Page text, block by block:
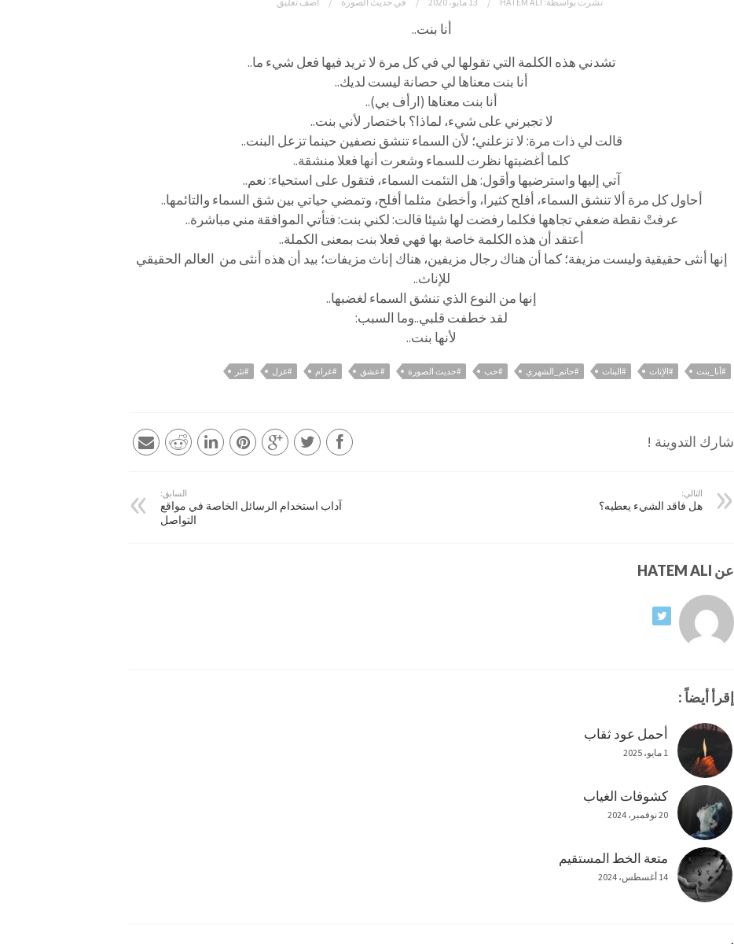
أنا بنت..
تشدني هذه الكلمة التي تقولها لي في كل مرة لا تريد فيها فعل شيء ما..
أنا بنت معناها لي حصانة ليست لديك..
أنا بنت معناها (ارأف بي)..
لا تجبرني على شيء، لماذا؟ باختصار لأني بنت..
قالت لي ذات مرة: لا تزعلني؛ لأن السماء تنشق نصفين حينما تزعل البنت..
كلما أغضبتها نظرت للسماء وشعرت أنها فعلا منشقة..
آتي إليها واسترضيها وأقول: هل التئمت السماء، فتقول على استحياء: نعم..
أحاول كل مرة ألا تنشق السماء، أفلح كثيرا، وأخطئ مثلما أفلح، وتمضي حياتي بين شق السماء والتائمها..
عرفتْ نقطة ضعفي تجاهها فكلما رفضت لها شيئا قالت: لكني بنت: فتأتي الموافقة مني مباشرة..
أعتقد أن هذه الكلمة خاصة بها فهي فعلا بنت بمعنى الكملة..
إنها أنثى حقيقية وليست مزيفة؛ كما أن هناك رجال مزيفين، هناك إناث مزيفات؛ بيد أن هذه أنثى من العالم الحقيقي
للإناث..
إنها من النوع الذي تنشق السماء لغضبها..
لقد خطفت قلبي..وما السبب:
لأنها بنت..
#أنا_بنت #الإناث #البنات #حاتم_الشهري #حب #حديث الصورة #عشق #غرام #غزل #نثر
شارك التدوينة !
السابق:
آداب استخدام الرسائل الخاصة في مواقع
التواصل
التالي:
هل فاقد الشيء يعطيه؟
عن HATEM ALI
إقرأ أيضاً :
أحمل عود ثقاب
1 مايو، 2025
كشوفات الغياب
20 نوفمبر، 2024
متعة الخط المستقيم
14 أغسطس، 2024